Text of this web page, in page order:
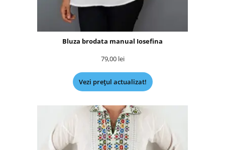
Bluza brodata manual Iosefina
79,00 lei
Vezi prețul actualizat!